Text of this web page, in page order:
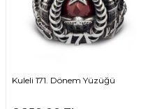
Kuleli 171. Dönem Yüzüğü